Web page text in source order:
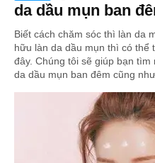
da dầu mụn ban
Biết cách chăm sóc thì làn da
hữu làn da dầu mụn thì có thể
đây. Chúng tôi sẽ giúp bạn
da dầu mụn ban đêm cũng